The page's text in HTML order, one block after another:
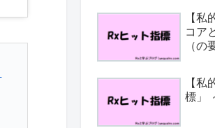
【
コア
（
【
標」